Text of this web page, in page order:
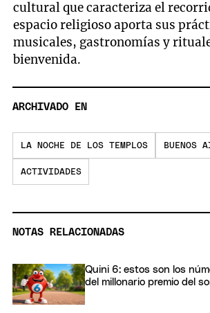
cultural que caracteriza el
espacio religioso aporta sus
musicales, gastronomías y
bienvenida.
ARCHIVADO EN
LA NOCHE DE LOS TEMPLOS BUENOS
ACTIVIDADES
NOTAS RELACIONADAS
Quini 6: estos son los
del millonario premio del